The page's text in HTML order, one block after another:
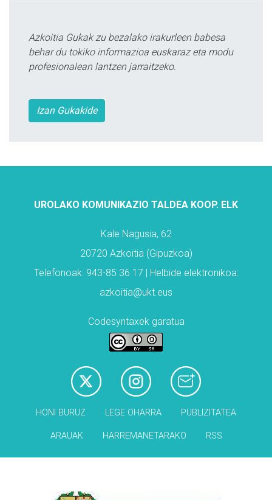
Azkoitia Gukak zu bezalako irakurleen babesa
behar du tokiko informazioa euskaraz eta modu
profesionalean lantzen jarraitzeko.
Izan Gukakide
UROLAKO KOMUNIKAZIO TALDEA KOOP. ELK
Kale Nagusia, 62
20720 Azkoitia (Gipuzkoa)
Telefonoak: 943-85 36 17 | Helbide elektronikoa:
azkoitia@ukt.eus
Codesyntaxek garatua
HONI BURUZ LEGE OHARRA PUBLIZITATEA
ARAUAK HARREMANETARAKO RSS